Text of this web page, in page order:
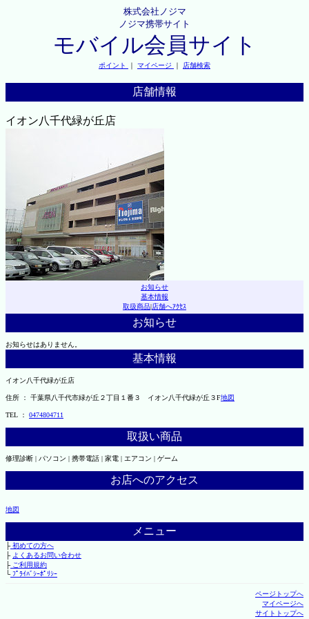
株式会社ノジマ
ノジマ携帯サイト
モバイル会員サイト
ポイント ｜ マイページ ｜ 店舗検索
店舗情報
イオン八千代緑が丘店
お知らせ
基本情報
取扱商品|店舗へｱｸｾｽ
お知らせ
お知らせはありません。
基本情報
イオン八千代緑が丘店
住所 ： 千葉県八千代市緑が丘２丁目１番３ イオン八千代緑が丘３F地図
TEL ： 0474804711
取扱い商品
修理診断 | パソコン | 携帯電話 | 家電 | エアコン | ゲーム
お店へのアクセス
地図
メニュー
├初めての方へ
├ よくあるお問い合わせ
├ご利用規約
└ﾌﾟﾗｲﾊﾞｼｰﾎﾟﾘｼｰ
ページトップへ
マイページへ
サイトトップへ